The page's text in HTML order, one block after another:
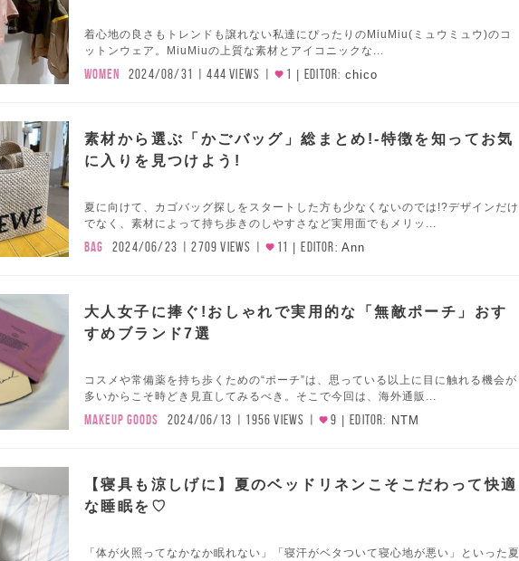
着心地の良さもトレンドも譲れない私達にぴったりのMiuMiu(ミュウミュウ)のコ
ットンウェア。MiuMiuの上質な素材とアイコニックな...
WOMEN 2024/08/31 444 VIEWS 1 EDITOR: chico
素材から選ぶ「かごバッグ」総まとめ!-特徴を知ってお気
に入りを見つけよう!
夏に向けて、カゴバッグ探しをスタートした方も少なくないのでは!?デザインだけ
でなく、素材によって持ち歩きのしやすさなど実用面でもメリッ...
BAG 2024/06/23 2709 VIEWS 11 EDITOR: Ann
大人女子に捧ぐ!おしゃれで実用的な「無敵ポーチ」おす
すめブランド7選
コスメや常備薬を持ち歩くための“ポーチ”は、思っている以上に目に触れる機会が
多いからこそ時どき見直してみるべき。そこで今回は、海外通販...
MAKEUP GOODS 2024/06/13 1956 VIEWS 9 EDITOR: NTM
【寝具も涼しげに】夏のベッドリネンこそこだわって快適
な睡眠を♡
「体が火照ってなかなか眠れない」「寝汗がベタついて寝心地が悪い」といった夏